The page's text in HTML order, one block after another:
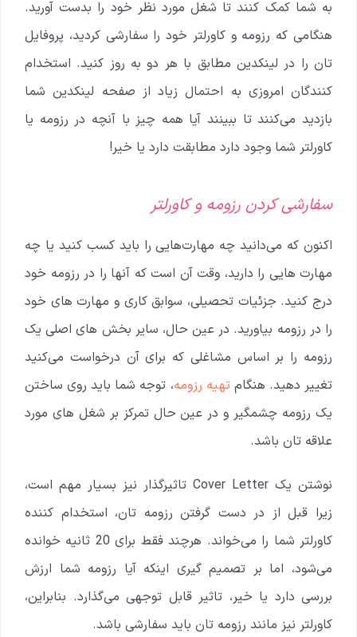
به شما کمک کنند تا شغل مورد نظر خود را بدست آورید.
هنگامی که رزومه و کاورلتر خود را سفارشی کردید، پروفایل
تان را در لینکدین مطابق با هر دو به روز کنید. استخدام
کنندگان امروزی به احتمال زیاد از صفحه لینکدین شما
بازدید می‌کنند تا ببینند آیا همه چیز با آنچه در رزومه یا
کاورلتر شما وجود دارد مطابقت دارد یا خیر!
سفارشی کردن رزومه و کاورلتر
اکنون که می‌دانید چه مهارت‌هایی را باید کسب کنید یا چه
مهارت هایی را دارید، وقت آن است که آنها را در رزومه خود
درج کنید. جزئیات تحصیلی، سوابق کاری و مهارت های خود
را در رزومه بیاورید. در عین حال، سایر بخش های اصلی یک
رزومه را بر اساس مشاغلی که برای آن درخواست می‌کنید
تغییر دهید. هنگامتهیه رزومه، توجه شما باید روی ساختن
یک رزومه چشمگیر و در عین حال تمرکز بر شغل های مورد
علاقه تان باشد.
نوشتن یک Cover Letter تاثیرگذار نیز بسیار مهم است،
زیرا قبل از در دست گرفتن رزومه تان، استخدام کننده
کاورلتر شما را می‌خواند. هرچند فقط برای 20 ثانیه خوانده
می‌شود، اما بر تصمیم گیری اینکه آیا رزومه شما ارزش
بررسی دارد یا خیر، تاثیر قابل توجهی می‌گذارد. بنابراین،
کاورلتر نیز مانند رزومه تان باید سفارشی باشد.